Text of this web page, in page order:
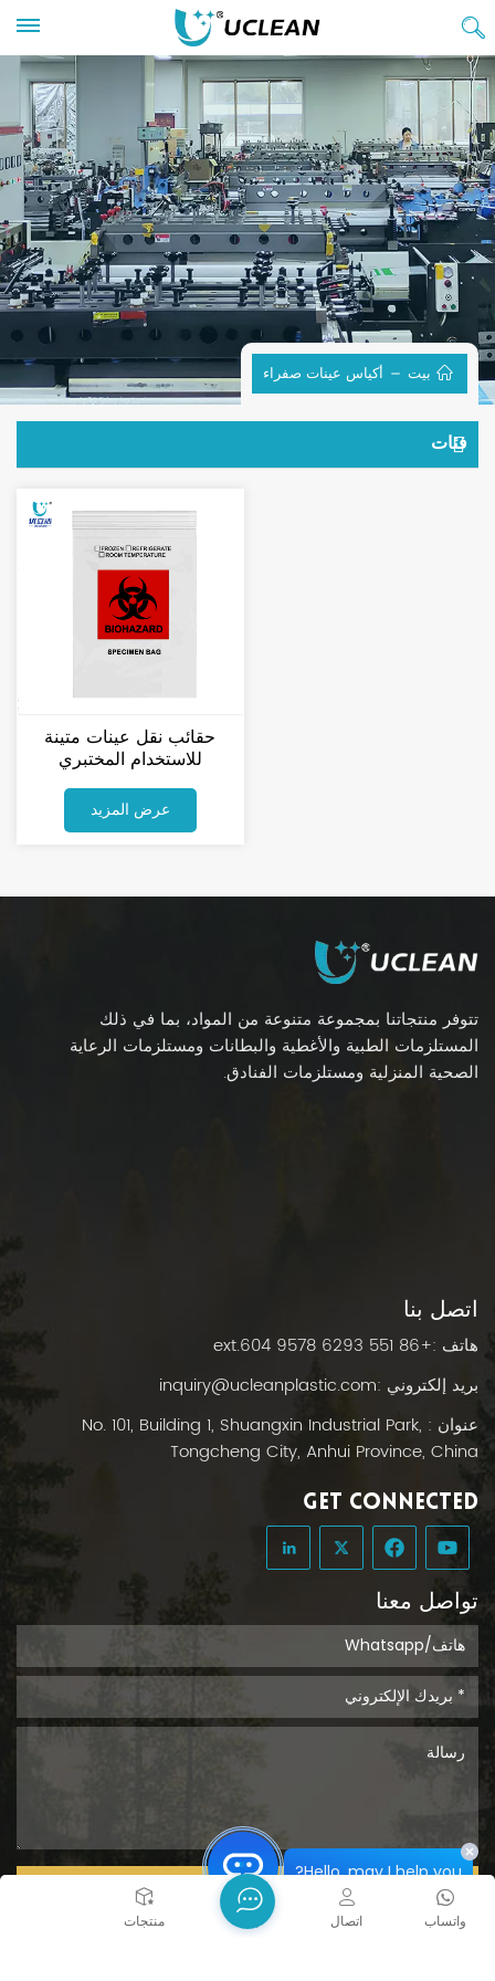
بيت أكياس عينات صفراء
فئات
حقائب نقل عينات متينة
للاستخدام المختبري
عرض المزيد
تتوفر منتجاتنا بمجموعة متنوعة من المواد، بما في ذلك
المستلزمات الطبية والأغطية والبطانات ومستلزمات الرعاية
الصحية المنزلية ومستلزمات الفنادق.
اتصل بنا
هاتف :+86 551 6293 9578 ext.604
بريد إلكتروني :inquiry@ucleanplastic.com
عنوان : No. 101, Building 1, Shuangxin Industrial Park,
Tongcheng City, Anhui Province, China
GET CONNECTED
تواصل معنا
يُقدِّم
بيت منتجات واتساب اتصال
Hello, may I help you?